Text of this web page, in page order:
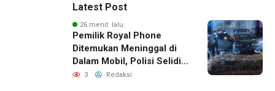
Latest Post
26 menit lalu
Pemilik Royal Phone
Ditemukan Meninggal di
Dalam Mobil, Polisi Selidiki
Dugaan Keterkaitan
3 Redaksi